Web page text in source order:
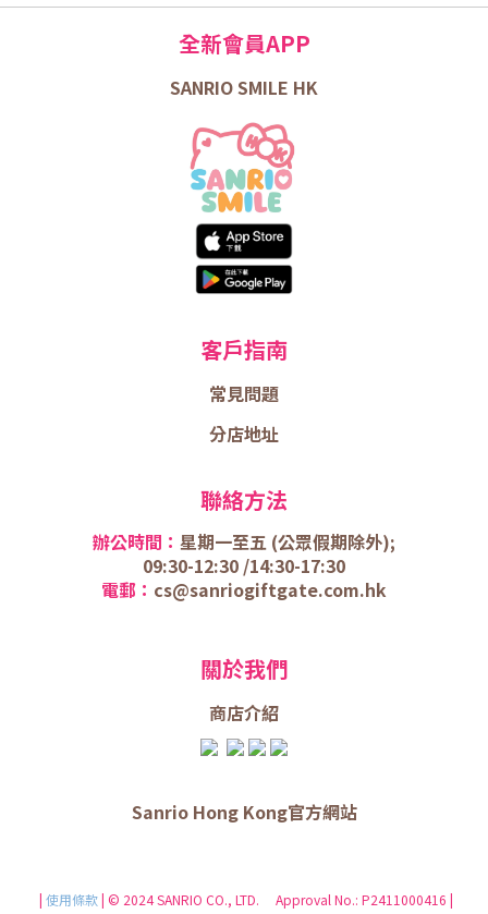
全新會員APP
SANRIO SMILE HK
客戶指南
常見問題
分店地址
聯絡方法
辦公時間： 星期一至五 (公眾假期除外);
09:30-12:30 /14:30-17:30
電郵： cs@sanriogiftgate.com.hk
關於我們
商店介紹
Sanrio Hong Kong官方網站
| 使用條款| © 2024 SANRIO CO., LTD. Approval No.: P2411000416 |